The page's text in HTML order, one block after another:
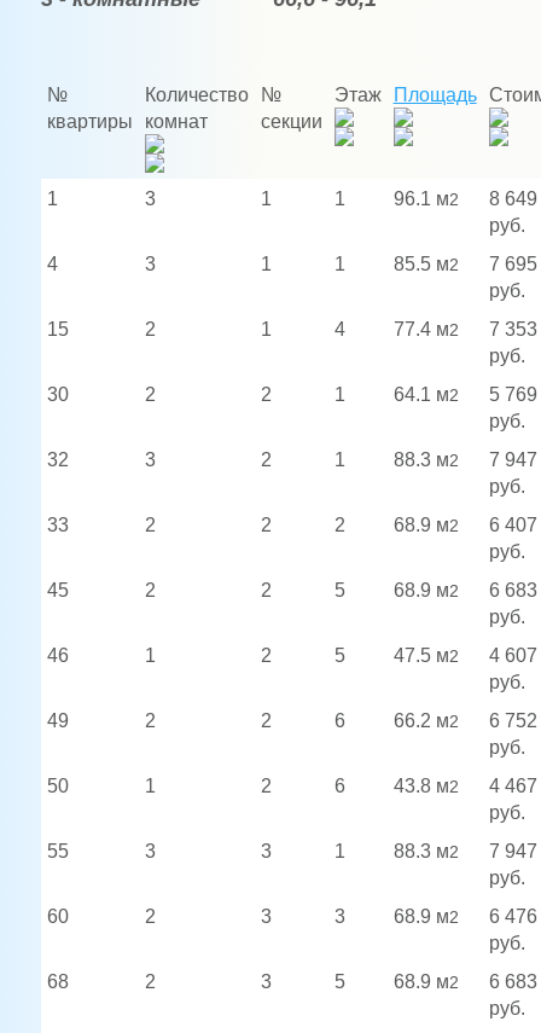
№
квартиры
Количество
комнат
№
секции
Этаж Площадь
1 3 1 1 96.1 м2
8
руб.
4
3 1 1 85.5 м2
7
руб.
15
2 1 4 77.4 м2
7
руб.
30
2 2 1 64.1 м2
5
руб.
32
3 2 1 88.3 м2
7
руб.
33
2 2 2 68.9 м2
6
руб.
45
2 2 5 68.9 м2
6
руб.
46
1 2 5 47.5 м2
4
руб.
49
2 2 6 66.2 м2
6
руб.
50
1 2 6 43.8 м2
4
руб.
55
3 3 1 88.3 м2
7
руб.
60
2 3 3 68.9 м2
6
руб.
68
2 3 5 68.9 м2
6
руб.